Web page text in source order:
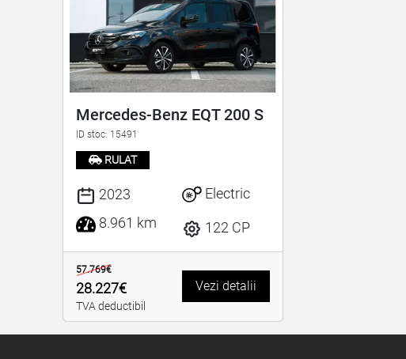
Mercedes-Benz EQT 200 S
ID stoc: 15491
RULAT
2023
8.961 km
Electric
122 CP
57.769€
28.227€
TVA deductibil
Vezi detalii